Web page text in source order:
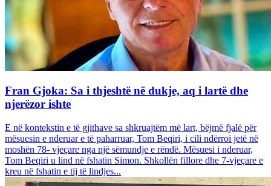
Fran Gjoka: Sa i thjeshtë në dukje, aq i lartë dhe
njerëzor ishte
E në kontekstin e të gjithave sa shkruajtëm më lart, bëjmë fjalë për
mësuesin e nderuar e të paharruar, Tom Beqiri, i cili ndërroi jetë në
moshën 78- vjeçare nga një sëmundje e rëndë. Mësuesi i nderuar,
Tom Beqiri u lind në fshatin Simon. Shkollën fillore dhe 7-vjeçare e
kreu në fshatin e tij të lindjes...